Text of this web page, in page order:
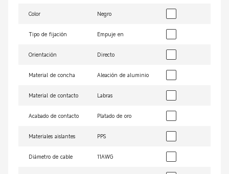
Color Negro
Tipo de fijación Empuje en
Orientación Directo
Material de concha Aleación de aluminio
Material de contacto Labras
Acabado de contacto Platado de oro
Materiales aislantes PPS
Diámetro de cable 11AWG